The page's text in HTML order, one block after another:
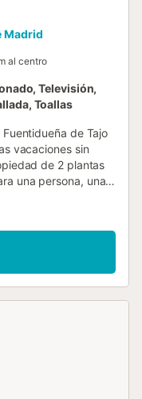
Madrid
al centro
Televisión,
Toallas
de Tajo
vacaciones sin
de 2 plantas
una persona, una
adicionales
para videollamadas)
la oficina en
así como una
y 2 tronas.